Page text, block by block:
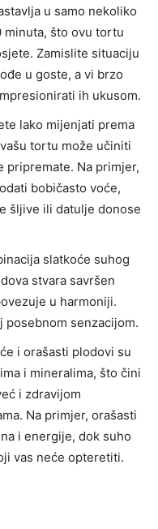
u samo nekoliko
minuta, što ovu tortu
Zamislite situaciju
u goste, a vi brzo
ih ukusom.
lako mijenjati prema
tortu može učiniti
pripremate. Na primjer,
bobičasto voće,
šljive ili datulje donose
slatkoće suhog
stvara savršen
u harmoniji.
posebnom senzacijom.
i orašasti plodovi su
i mineralima, što čini
i zdravijom
Na primjer, orašasti
i energije, dok suho
vas neće opteretiti.